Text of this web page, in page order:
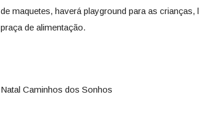
de maquetes, haverá playground para as
praça de alimentação.
Natal Caminhos dos Sonhos